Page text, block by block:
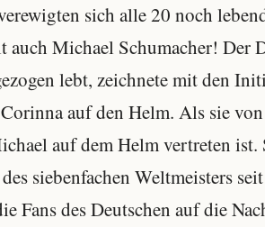
sich alle 20 noch
Michael Schumacher! Der
lebt, zeichnete mit den
auf den Helm. Als sie
auf dem Helm vertreten ist.
siebenfachen Weltmeisters
Fans des Deutschen auf die